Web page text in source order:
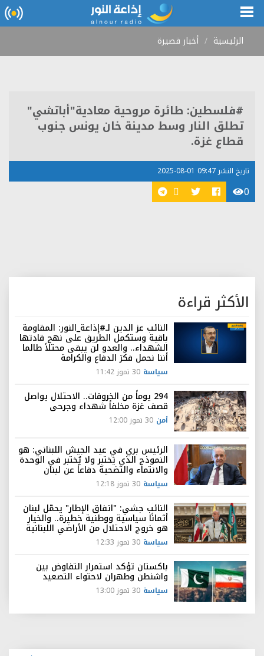
الرئيسية أخبار قصيرة
#فلسطين: طائرة مروحية معادية"أباتشي"
تطلق النار وسط مدينة خان يونس جنوب
قطاع غزة.
تاريخ النشر 09:47 01-08-2025
0
الأكثر قراءة
النائب عز الدين لـ#إذاعة_النور: المقاومة
باقية وستكمل الطريق على نهج قادتها
الشهداء.. والعدو لن يبقى محتلاً طالما
أننا نحمل فكرَ الدفاع والكرامة
سياسة 30 تموز 11:42
294 يوماً من الخروقات.. الاحتلال يواصل
قصف غزة مخلفاً شهداء وجرحى
أمن 30 تموز 12:00
الرئيس بري في عيد الجيش اللبناني: هو
النموذج الذي يَختبِر ولا يُختبر في الوحدة
والانتماء والتضحية دفاعاً عن لبنان
سياسة 30 تموز 12:18
النائب جشي: "اتفاق الإطار" يحمّل لبنان
أثمانًا سياسية ووطنية خطيرة.. والخيار
هو خروج الاحتلال من الأراضي اللبنانية
سياسة 30 تموز 12:33
باكستان تؤكد استمرار التفاوض بين
واشنطن وطهران لاحتواء التصعيد
سياسة 30 تموز 13:00